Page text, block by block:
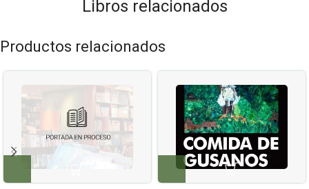
Libros relacionados
Productos relacionados